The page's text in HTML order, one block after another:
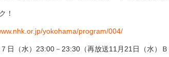
！
yokohama/program/004/
日（水） 23:00 － 23:30 （再放送11 月 21 日（水）